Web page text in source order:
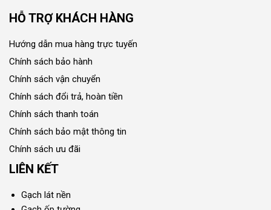
HỖ TRỢ KHÁCH HÀNG
Hướng dẫn mua hàng trực tuyến
Chính sách bảo hành
Chính sách vận chuyển
Chính sách đổi trả, hoàn tiền
Chính sách thanh toán
Chính sách bảo mật thông tin
Chính sách ưu đãi
LIÊN KẾT
Gạch lát nền